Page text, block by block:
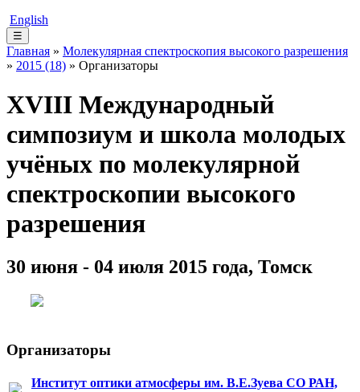
English
☰
Главная » Молекулярная спектроскопия высокого разрешения
» 2015 (18) » Организаторы
XVIII Международный
симпозиум и школа молодых
учёных по молекулярной
спектроскопии высокого
разрешения
30 июня - 04 июля 2015 года, Томск
Организаторы
Институт оптики атмосферы им. В.Е.Зуева СО РАН,